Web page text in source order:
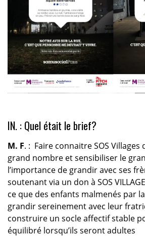
IN. : Quel était le brief?
M. F. : Faire connaitre SOS Villages
grand nombre et sensibiliser le
l’importance de grandir avec ses
soutenant via un don à SOS
ce que des enfants malmenés par
grandir sereinement avec leur
construire un socle affectif stable
équilibré lorsqu’ils seront adultes